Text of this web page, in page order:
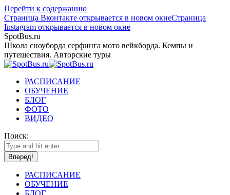
Перейти к содержанию
Страница Вконтакте открывается в новом окнеСтраница
Instagram открывается в новом окне
SpotBus.ru
Школа сноуборда серфинга мото вейкборда. Кемпы и
путешествия. Авторские туры
РАСПИСАНИЕ
ОБУЧЕНИЕ
БЛОГ
ФОТО
ВИДЕО
Поиск:
РАСПИСАНИЕ
ОБУЧЕНИЕ
БЛОГ